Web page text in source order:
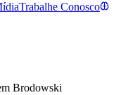
Trabalhe Conosco
Brodowski